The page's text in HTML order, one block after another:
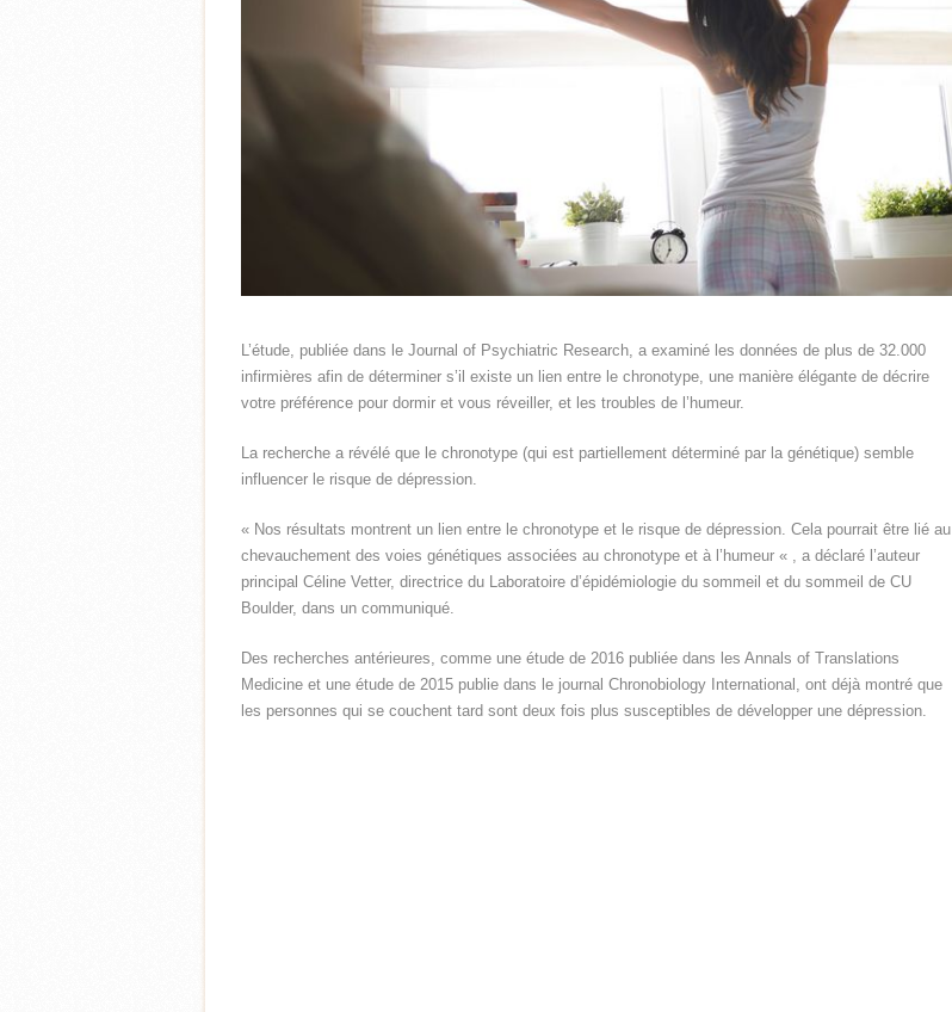
L’étude, publiée dans le Journal of Psychiatric Research, a examiné les données de plus de 32.000
infirmières afin de déterminer s’il existe un lien entre le chronotype, une manière élégante de décrire
votre préférence pour dormir et vous réveiller, et les troubles de l’humeur.
La recherche a révélé que le chronotype (qui est partiellement déterminé par la génétique) semble
influencer le risque de dépression.
« Nos résultats montrent un lien entre le chronotype et le risque de dépression. Cela pourrait être lié au
chevauchement des voies génétiques associées au chronotype et à l’humeur « , a déclaré l’auteur
principal Céline Vetter, directrice du Laboratoire d’épidémiologie du sommeil et du sommeil de CU
Boulder, dans un communiqué.
Des recherches antérieures, comme une étude de 2016 publiée dans les Annals of Translations
Medicine et une étude de 2015 publie dans le journal Chronobiology International, ont déjà montré que
les personnes qui se couchent tard sont deux fois plus susceptibles de développer une dépression.